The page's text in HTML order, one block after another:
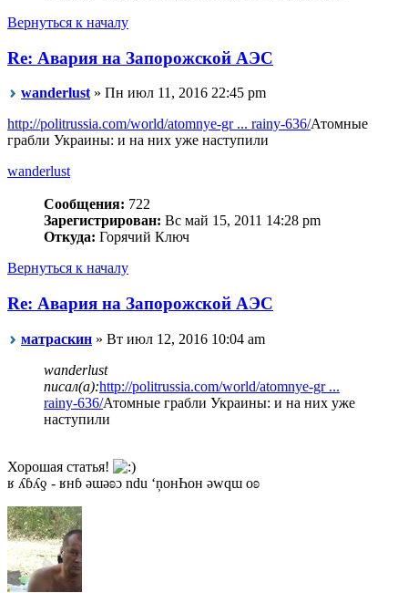
Вернуться к началу
Re: Авария на Запорожской АЭС
wanderlust » Пн июл 11, 2016 22:45 pm
http://politrussia.com/world/atomnye-gr ... rainy-636/Атомные
грабли Украины: и на них уже наступили
wanderlust
Сообщения: 722
Зарегистрирован: Вс май 15, 2011 14:28 pm
Откуда: Горячий Ключ
Вернуться к началу
Re: Авария на Запорожской АЭС
матраскин » Вт июл 12, 2016 10:04 am
wanderlust
писал(а):http://politrussia.com/world/atomnye-gr ...
rainy-636/Атомные грабли Украины: и на них уже
наступили
Хорошая статья!
ʁ ʎɓʎƍ - ʁнɓ ǝɯǝʚɔ ndu ‘ņонҺон ǝwqɯ оʚ